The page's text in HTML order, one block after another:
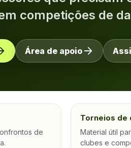
competições de
Área de apoio
de
Torneios de
Material útil
clubes e